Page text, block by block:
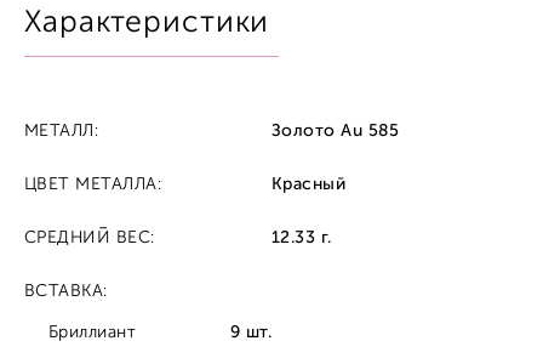
Характеристики
МЕТАЛЛ: Золото Au 585
ЦВЕТ МЕТАЛЛА: Красный
СРЕДНИЙ ВЕС: 12.33 г.
ВСТАВКА:
Бриллиант
9 шт.